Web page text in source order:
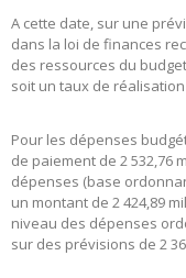
A cette date, sur une
dans la loi de finances
des ressources du budget
soit un taux de réalisation
Pour les dépenses
de paiement de 2 532,76
dépenses (base
un montant de 2 424,89
niveau des dépenses
sur des prévisions de 2